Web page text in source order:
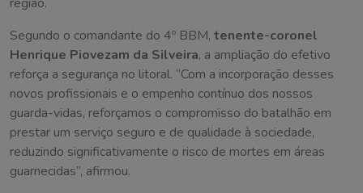
Segundo o comandante do 4º BBM, tenente-coronel
Henrique Piovezam da Silveira, a ampliação do efetivo
reforça a segurança no litoral. “Com a incorporação desses
novos profissionais e o empenho contínuo dos nossos
guarda-vidas, reforçamos o compromisso do batalhão em
prestar um serviço seguro e de qualidade à sociedade,
reduzindo significativamente o risco de mortes em áreas
guarnecidas”, afirmou.